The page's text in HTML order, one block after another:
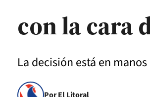
con la cara
La decisión está en